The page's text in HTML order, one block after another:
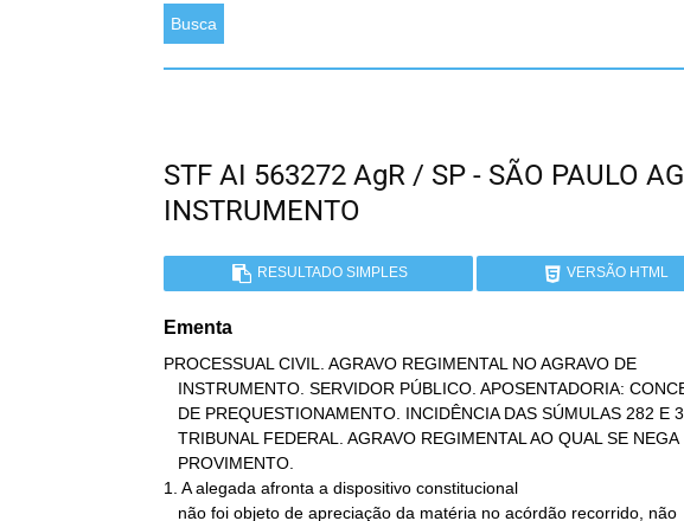
Busca
STF AI 563272 AgR / SP - SÃO PAULO
INSTRUMENTO
RESULTADO SIMPLES VERSÃO HTML
Ementa
PROCESSUAL CIVIL. AGRAVO REGIMENTAL NO AGRAVO DE
1. A alegada afronta a dispositivo constitucional